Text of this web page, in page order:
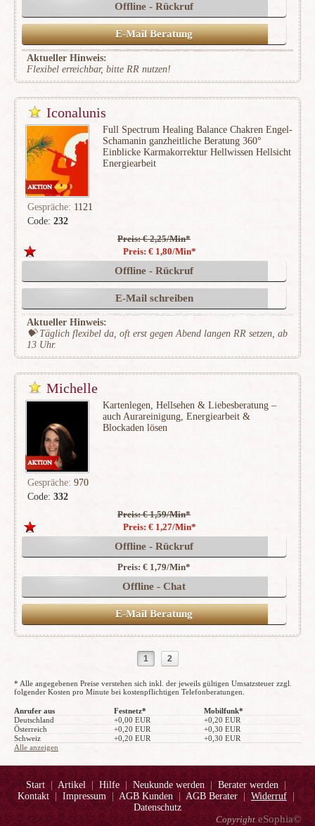
Offline - Rückruf
E-Mail Beratung
Aktueller Hinweis:
Flexibel erreichbar, bitte RR nutzen!
Iconalunis
Code: 232
Full Spectrum Healing Balance Chakren Engel-
Schamanin ganzheitliche Beratung 360°
Einblicke Karmakorrektur Hellwissen Hellsicht
Energiearbeit
Gespräche: 1121
Preis: € 2,25/Min*
Preis: € 1,80/Min*
Offline - Rückruf
E-Mail schreiben
Aktueller Hinweis:
💝 Täglich flexibel da, oft erst gegen Abend langen RR setzen, ab
13 Uhr.
Michelle
Code: 332
Kartenlegen, Hellsehen & Liebesberatung –
auch Aurareinigung, Energiearbeit &
Blockaden lösen
Gespräche: 970
Preis: € 1,59/Min*
Preis: € 1,27/Min*
Offline - Rückruf
Preis: € 1,79/Min*
Offline - Chat
E-Mail Beratung
1 2
* Alle angegebenen Preise verstehen sich inkl. der jeweils gültigen Umsatzsteuer zzgl.
folgender Kosten pro Minute bei kostenpflichtigen Telefonberatungen.
Anrufer aus Festnetz*
Mobilfunk*
Deutschland
+0,00 EUR
+0,20 EUR
Österreich
+0,20 EUR
+0,30 EUR
Schweiz
+0,20 EUR
+0,30 EUR
Alle anzeigen
Start|Artikel|Hilfe|Neukunde werden| Berater werden|
Kontakt | Impressum|AGB Kunden |AGB Berater|Widerruf|
Datenschutz
Copyright eSophia©